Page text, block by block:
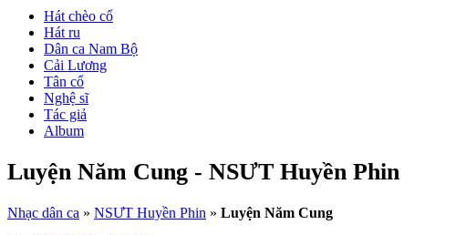
Hát chèo cổ
Hát ru
Dân ca Nam Bộ
Cải Lương
Tân cổ
Nghệ sĩ
Tác giả
Album
Luyện Năm Cung - NSƯT Huyền Phin
Nhạc dân ca » NSƯT Huyền Phin » Luyện Năm Cung